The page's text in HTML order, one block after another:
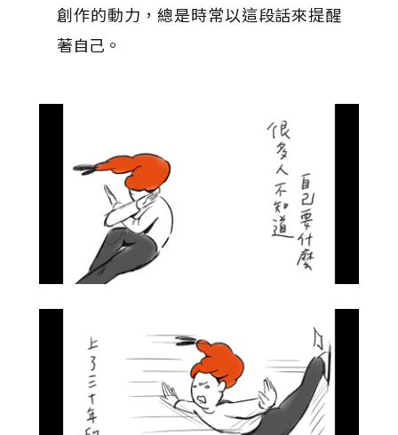
創作的動力，總是時常以這段話來提醒
著自己。